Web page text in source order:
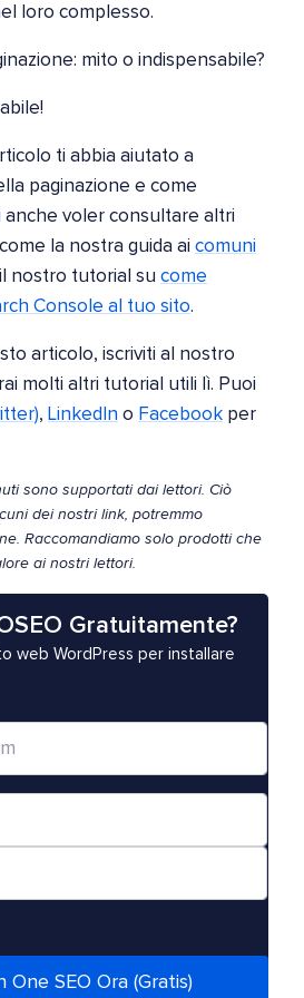
loro complesso.
mito o indispensabile?
ti abbia aiutato a
paginazione e come
voler consultare altri
la nostra guida ai comuni
nostro tutorial su come
Console al tuo sito.
articolo, iscriviti al nostro
molti altri tutorial utili lì. Puoi
, LinkedIn o Facebook per
sono supportati dai lettori. Ciò
dei nostri link, potremmo
Raccomandiamo solo prodotti che
ai nostri lettori.
Gratuitamente?
web WordPress per installare
One SEO Ora (Gratis)